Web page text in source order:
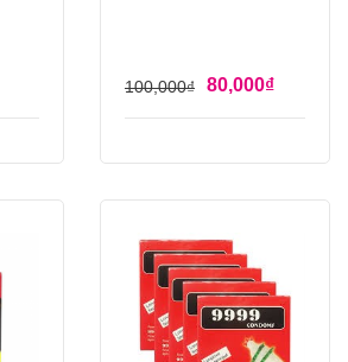
100,000₫ 80,000₫